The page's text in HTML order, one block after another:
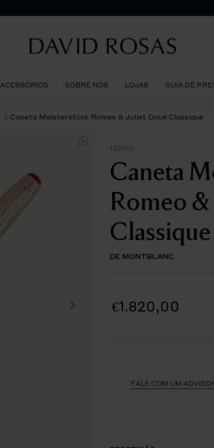
ACESSÓRIOS SOBRE NÓS LOJAS GUIA DE
Caneta Meisterstück Romeo & Juliet Doué Classique
132926
Caneta
Romeo
Classique
DE MONTBLANC
€1.820,00
FALE COM UM